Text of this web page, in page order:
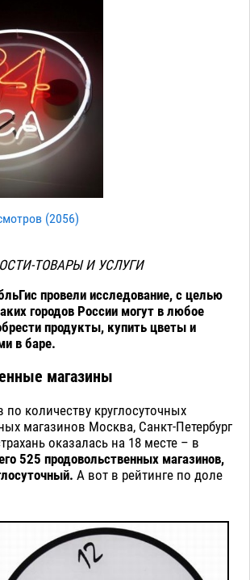
(2056)
ТОВАРЫ И УСЛУГИ
провели исследование, с целью
городов России могут в любое
продукты, купить цветы и
в баре.
магазины
по количеству круглосуточных
магазинов Москва, Санкт-Петербург
оказалась на 18 месте – в
525 продовольственных магазинов,
А вот в рейтинге по доле